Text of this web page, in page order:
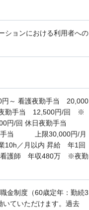
ションにおける利用者への
～ 看護夜勤手当 20,000
夜勤手当 12,500円/回 ※
円/回 休日夜勤手当
手当 上限30,000円/月
／月以内 昇給 年1回
看護師 年収480万 ※夜勤
金制度（60歳定年：勤続3
ていただけます。過去